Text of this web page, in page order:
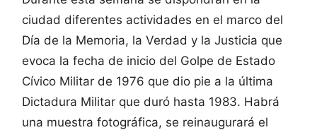
ciudad diferentes actividades en el marco del
Día de la Memoria, la Verdad y la Justicia que
evoca la fecha de inicio del Golpe de Estado
Cívico Militar de 1976 que dio pie a la última
Dictadura Militar que duró hasta 1983. Habrá
una muestra fotográfica, se reinaugurará el